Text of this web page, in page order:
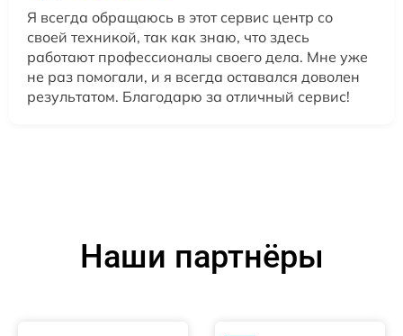
Я всегда обращаюсь в этот сервис центр со
своей техникой, так как знаю, что здесь
работают профессионалы своего дела. Мне уже
не раз помогали, и я всегда оставался доволен
результатом. Благодарю за отличный сервис!
Наши партнёры